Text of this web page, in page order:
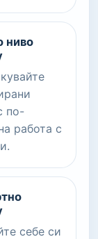
ниво
по-
работа с
себе си